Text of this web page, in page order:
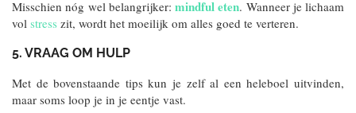
Misschien nóg wel belangrijker: mindful eten. Wanneer je lichaam
vol stress zit, wordt het moeilijk om alles goed te verteren.
5. VRAAG OM HULP
Met de bovenstaande tips kun je zelf al een heleboel uitvinden,
maar soms loop je in je eentje vast.